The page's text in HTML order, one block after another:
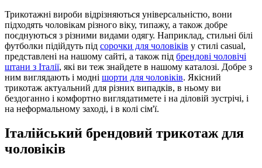
Трикотажні вироби відрізняються універсальністю, вони
підходять чоловікам різного віку, типажу, а також добре
поєднуються з різними видами одягу. Наприклад, стильні білі
футболки підійдуть під сорочки для чоловіків у стилі casual,
представлені на нашому сайті, а також під брендові чоловічі
штани з Італії, які ви теж знайдете в нашому каталозі. Добре з
ним виглядають і модні шорти для чоловіків. Якісний
трикотаж актуальний для різних випадків, в ньому ви
бездоганно і комфортно виглядатимете і на діловій зустрічі, і
на неформальному заході, і в колі сім'ї.
Італійський брендовий трикотаж для
чоловіків